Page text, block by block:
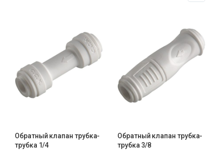
Обратный клапан трубка-
трубка 1/4
Обратный клапан трубка-
трубка 3/8